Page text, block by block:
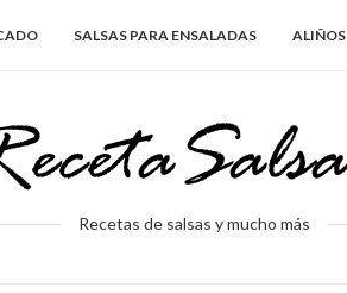
SALSAS PARA ENSALADAS ALIÑOS
Recetas de salsas y mucho más